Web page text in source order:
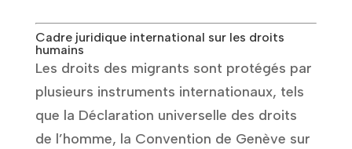
Cadre juridique international sur les droits
humains
Les droits des migrants sont protégés par
plusieurs instruments internationaux, tels
que la Déclaration universelle des droits
de l’homme, la Convention de Genève sur